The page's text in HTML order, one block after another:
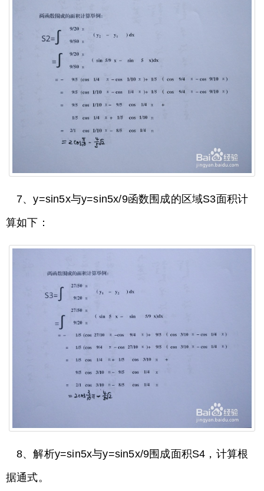
7、y=sin5x与y=sin5x/9函数围成的区域S3面积计
算如下：
8、解析y=sin5x与y=sin5x/9围成面积S4，计算根
据通式。